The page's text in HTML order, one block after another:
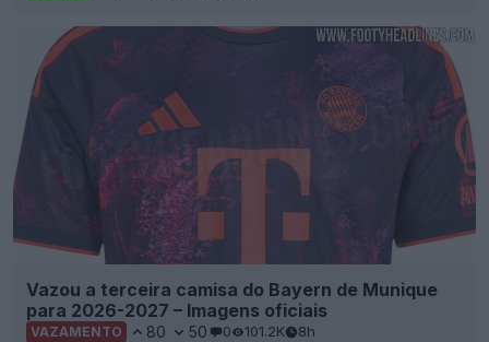
Vazou a terceira camisa do Bayern de Munique
para 2026-2027 – Imagens oficiais
VAZAMENTO 80 50 0 101.2K 8h